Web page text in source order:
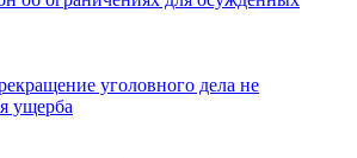
уголовного дела не
ущерба